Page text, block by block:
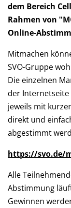
dem Bereich
Rahmen von
Online-
Mitmachen
SVO-Gruppe
Die einzelnen
der Internetseite
jeweils mit
direkt und
abgestimmt
https://svo.de/
Alle
Abstimmung
Gewinnen